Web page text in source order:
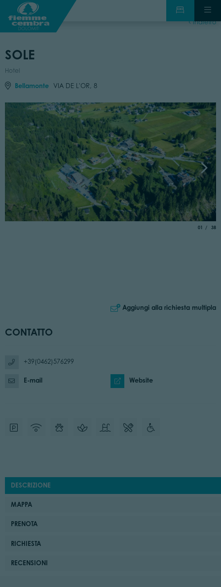
indietro
SOLE
Hotel
Bellamonte VIA DE L'OR, 8
01 di
38
Aggiungi alla richiesta multipla
CONTATTO
+39(0462)576299
E-mail Website
DESCRIZIONE
MAPPA
PRENOTA
RICHIESTA
RECENSIONI